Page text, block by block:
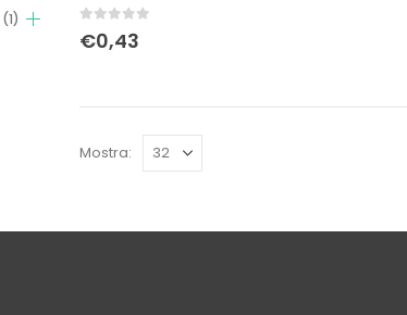
Su 5
€0,43
Mostra:
(1)